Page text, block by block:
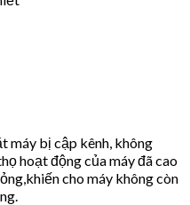
máy bị cập kênh, không
hoạt động của máy đã cao
cho máy không còn